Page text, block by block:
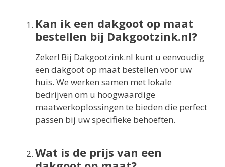
Kan ik een dakgoot op maat
bestellen bij Dakgootzink.nl?
Zeker! Bij Dakgootzink.nl kunt u eenvoudig
een dakgoot op maat bestellen voor uw
huis. We werken samen met lokale
bedrijven om u hoogwaardige
maatwerkoplossingen te bieden die perfect
passen bij uw specifieke behoeften.
Wat is de prijs van een